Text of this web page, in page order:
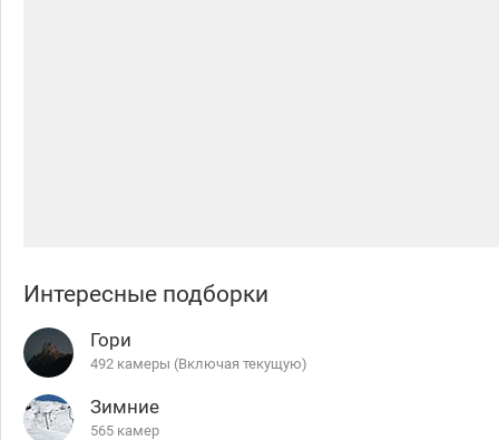
Интересные подборки
Гори
492 камеры (Включая текущую)
Зимние
565 камер